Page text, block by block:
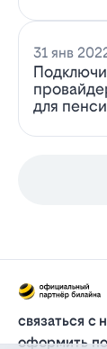
31 янв
для
связаться с
оформить